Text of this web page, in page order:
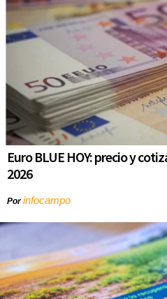
Euro BLUE HOY: precio y
2026
Porinfocampo